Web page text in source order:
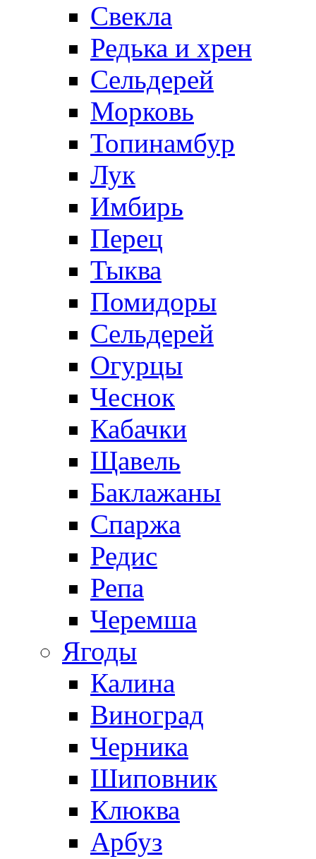
Свекла
Редька и хрен
Сельдерей
Морковь
Топинамбур
Лук
Имбирь
Перец
Тыква
Помидоры
Сельдерей
Огурцы
Чеснок
Кабачки
Щавель
Баклажаны
Спаржа
Редис
Репа
Черемша
Ягоды
Калина
Виноград
Черника
Шиповник
Клюква
Арбуз